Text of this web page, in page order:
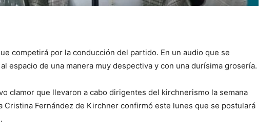
Verdad
competirá por la conducción del partido. En un audio que se
espacio de una manera muy despectiva y con una durísima grosería.
clamor que llevaron a cabo dirigentes del kirchnerismo la semana
Cristina Fernández de Kirchner confirmó este lunes que se postulará